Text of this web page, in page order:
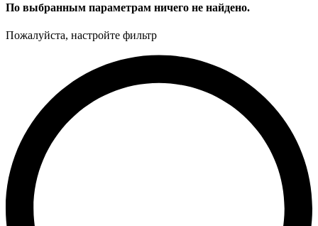
По выбранным параметрам ничего не найдено.
Пожалуйста, настройте фильтр